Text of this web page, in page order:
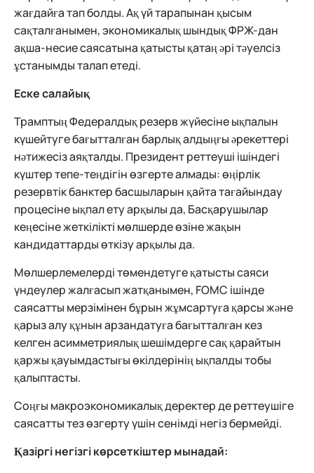
жағдайға тап болды. Ақ үй тарапынан қысым
сақталғанымен, экономикалық шындық ФРЖ-дан
ақша-несие саясатына қатысты қатаң әрі тәуелсіз
ұстанымды талап етеді.
Еске салайық
Трамптың Федералдық резерв жүйесіне ықпалын
күшейтуге бағытталған барлық алдыңғы әрекеттері
нәтижесіз аяқталды. Президент реттеуші ішіндегі
күштер тепе-теңдігін өзгерте алмады: өңірлік
резервтік банктер басшыларын қайта тағайындау
процесіне ықпал ету арқылы да, Басқарушылар
кеңесіне жеткілікті мөлшерде өзіне жақын
кандидаттарды өткізу арқылы да.
Мөлшерлемелерді төмендетуге қатысты саяси
үндеулер жалғасып жатқанымен, FOMC ішінде
саясатты мерзімінен бұрын жұмсартуға қарсы және
қарыз алу құнын арзандатуға бағытталған кез
келген асимметриялық шешімдерге сақ қарайтын
қаржы қауымдастығы өкілдерінің ықпалды тобы
қалыптасты.
Соңғы макроэкономикалық деректер де реттеушіге
саясатты тез өзгерту үшін сенімді негіз бермейді.
Қазіргі негізгі көрсеткіштер мынадай: